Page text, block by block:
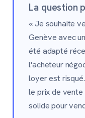
La question
« Je souhaite
Genève avec
été adapté
l'acheteur
loyer est
le prix de
solide pour